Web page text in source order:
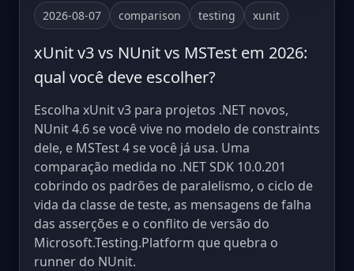
2026-08-07 comparison testing xunit
xUnit v3 vs NUnit vs MSTest em 2026:
qual você deve escolher?
Escolha xUnit v3 para projetos .NET novos,
NUnit 4.6 se você vive no modelo de constraints
dele, e MSTest 4 se você já usa. Uma
comparação medida no .NET SDK 10.0.201
cobrindo os padrões de paralelismo, o ciclo de
vida da classe de teste, as mensagens de falha
das asserções e o conflito de versão do
Microsoft.Testing.Platform que quebra o
runner do NUnit.